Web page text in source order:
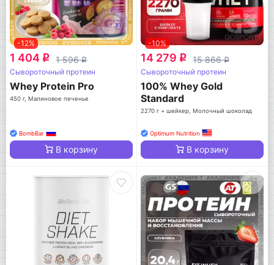
-12%
1 404 q 1 596q
Сывороточный протеин
Whey Protein Pro
450 г, Малиновое печенье
BombBar
В корзину
-10%
14 279 q 15 866q
Сывороточный протеин
100% Whey Gold
Standard
2270 г + шейкер, Молочный шоколад
Optimum Nutrition
В корзину